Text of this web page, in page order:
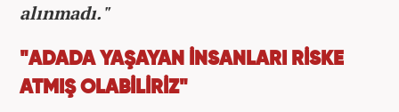
alınmadı."
"ADADA YAŞAYAN İNSANLARI RİSKE
ATMIŞ OLABİLİRİZ"